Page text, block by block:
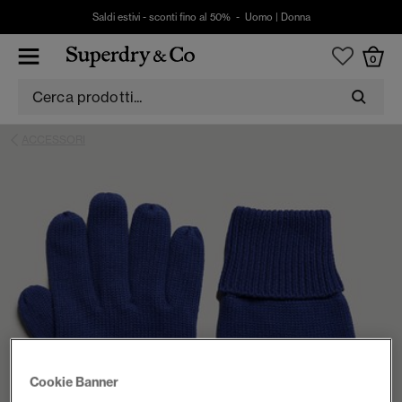
Saldi estivi - sconti fino al 50% - Uomo Donna
0
Cookie Banner